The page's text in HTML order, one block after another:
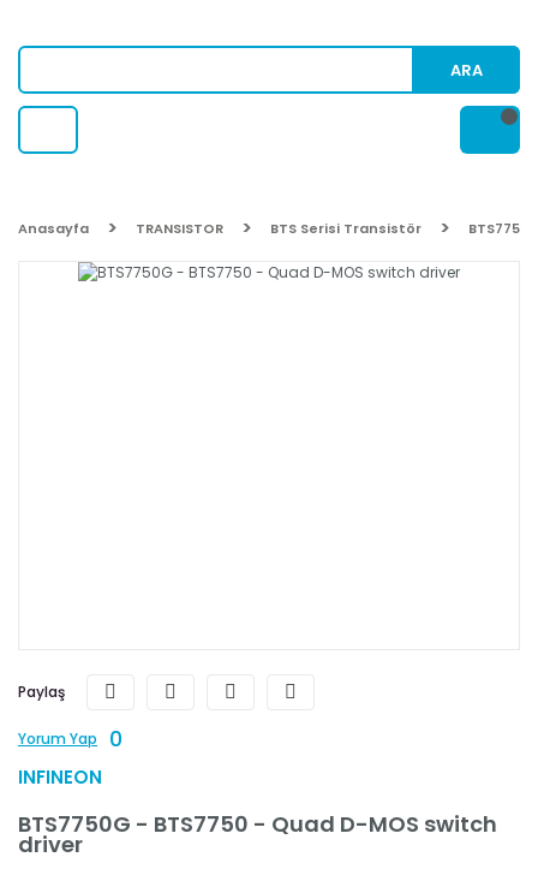
ARA
Anasayfa TRANSISTOR BTS Serisi Transistör
Paylaş
Yorum Yap 0
INFINEON
BTS7750G - BTS7750 - Quad D-MOS switch
driver